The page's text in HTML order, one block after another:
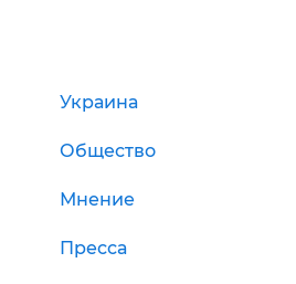
Украина
Общество
Мнение
Пресса